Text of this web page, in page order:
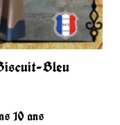
Bleu
10 ans